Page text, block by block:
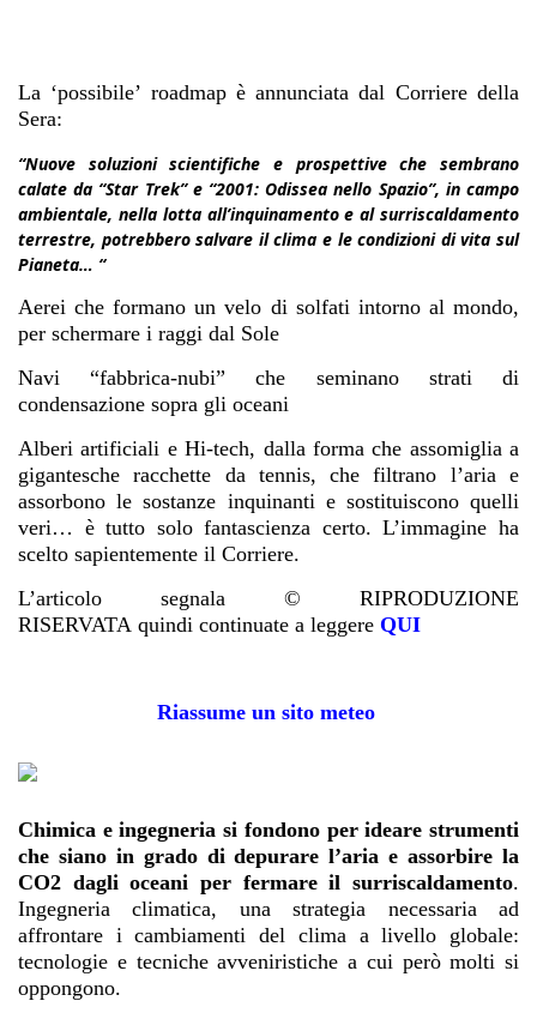
La ‘possibile’ roadmap è annunciata dal Corriere della
Sera:
“Nuove soluzioni scientifiche e prospettive che sembrano
calate da “Star Trek” e “2001: Odissea nello Spazio”, in campo
ambientale, nella lotta all’inquinamento e al surriscaldamento
terrestre, potrebbero salvare il clima e le condizioni di vita sul
Pianeta… “
Aerei che formano un velo di solfati intorno al mondo,
per schermare i raggi dal Sole
Navi “fabbrica-nubi” che seminano strati di
condensazione sopra gli oceani
Alberi artificiali e Hi-tech, dalla forma che assomiglia a
gigantesche racchette da tennis, che filtrano l’aria e
assorbono le sostanze inquinanti e sostituiscono quelli
veri… è tutto solo fantascienza certo. L’immagine ha
scelto sapientemente il Corriere.
L’articolo segnala
© RIPRODUZIONE
RISERVATA quindi continuate a leggere QUI
Riassume un sito meteo
Chimica e ingegneria si fondono per ideare strumenti
che siano in grado di depurare l’aria e assorbire la
CO2 dagli oceani per fermare il surriscaldamento.
Ingegneria climatica, una strategia necessaria ad
affrontare i cambiamenti del clima a livello globale:
tecnologie e tecniche avveniristiche a cui però molti si
oppongono.